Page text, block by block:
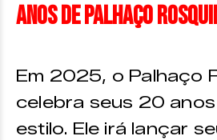
anos de Palhaço
Em 2025, o Palhaço
celebra seus 20
estilo. Ele irá lançar